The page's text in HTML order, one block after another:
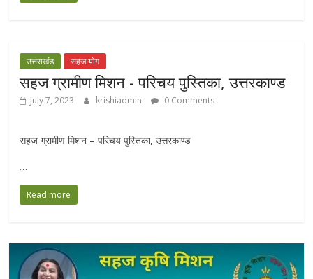
उत्तराखंड सहज योग
सहज ग्रामीण मिशन - परिचय पुस्तिका, उत्तरकाण्ड
July 7, 2023 krishiadmin 0 Comments
सहज ग्रामीण मिशन – परिचय पुस्तिका, उत्तरकाण्ड
…
Read more